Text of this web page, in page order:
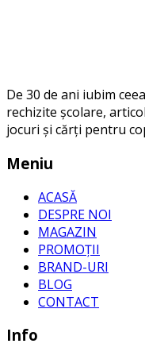
De 30 de ani iubim
rechizite școlare,
jocuri și cărți pentru
Meniu
ACASĂ
DESPRE NOI
MAGAZIN
PROMOȚII
BRAND-URI
BLOG
CONTACT
Info